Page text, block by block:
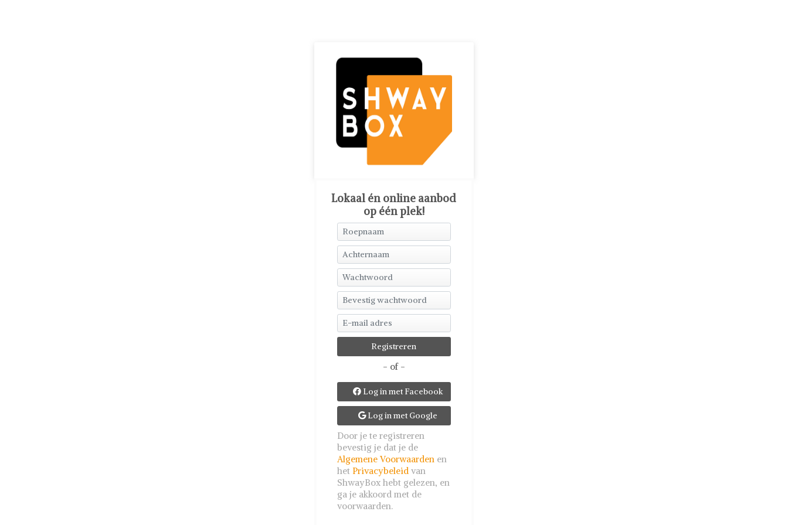
Lokaal én online aanbod
op één plek!
- of -
 Log in met Facebook
Log in met Google
Door je te registreren
bevestig je dat je de
Algemene Voorwaarden en
het Privacybeleid van
ShwayBox hebt gelezen, en
ga je akkoord met de
voorwaarden.